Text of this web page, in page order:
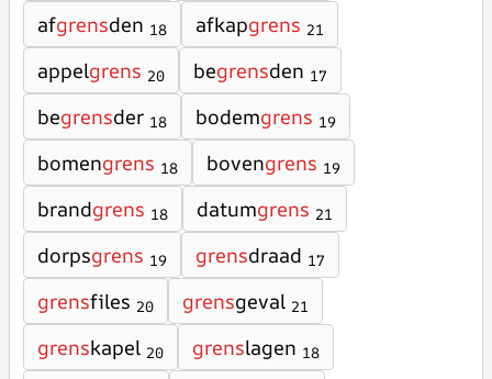
afgrensden 18 afkapgrens 21
appelgrens 20 begrensden 17
begrensder 18 bodemgrens 19
bomengrens 18 bovengrens 19
brandgrens 18 datumgrens 21
dorpsgrens 19 grensdraad 17
grensfiles 20 grensgeval 21
grenskapel 20 grenslagen 18